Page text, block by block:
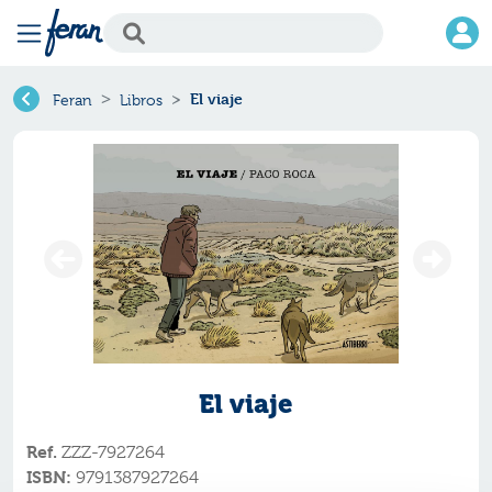
Feran Libros El viaje
El viaje
Ref. ZZZ-7927264
ISBN: 9791387927264